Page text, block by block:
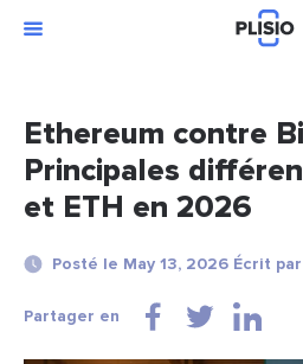
Ethereum contre
Principales
et ETH en 2026
Posté le May 13, 2026 Écrit
Partager en